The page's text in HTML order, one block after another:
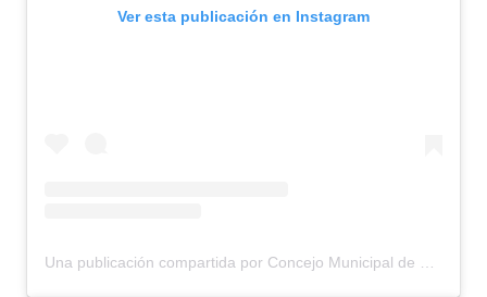
Ver esta publicación en Instagram